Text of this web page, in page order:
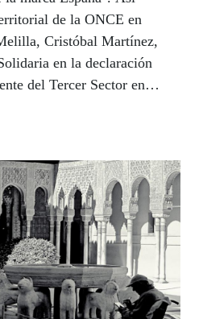
de la ONCE en
Cristóbal Martínez,
en la declaración
del Tercer Sector en
anima a los
solidaridad a través de la